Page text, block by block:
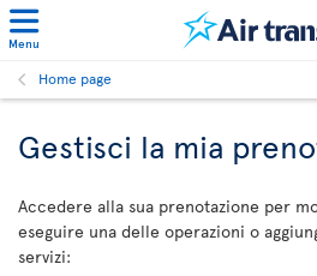
Menu
Home page
Gestisci la mia
Accedere alla sua prenotazione per
eseguire una delle operazioni o
servizi: